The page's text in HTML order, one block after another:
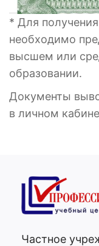
* Для
необходимо
высшем или
образовании.
Документы
в личном
Частное